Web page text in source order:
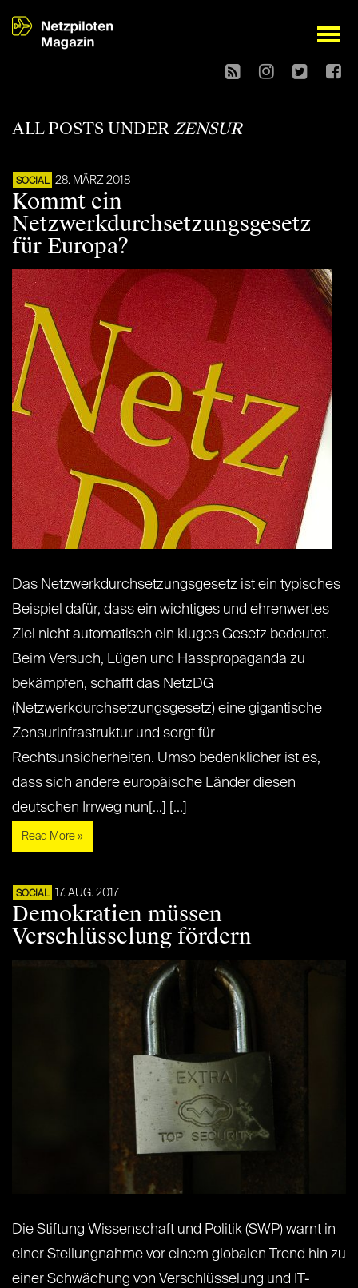
open
ALL POSTS UNDER ZENSUR
SOCIAL 28. MÄRZ 2018
Kommt ein
Netzwerkdurchsetzungsgesetz
für Europa?
Das Netzwerkdurchsetzungsgesetz ist ein typisches
Beispiel dafür, dass ein wichtiges und ehrenwertes
Ziel nicht automatisch ein kluges Gesetz bedeutet.
Beim Versuch, Lügen und Hasspropaganda zu
bekämpfen, schafft das NetzDG
(Netzwerkdurchsetzungsgesetz) eine gigantische
Zensurinfrastruktur und sorgt für
Rechtsunsicherheiten. Umso bedenklicher ist es,
dass sich andere europäische Länder diesen
deutschen Irrweg nun[...] [...]
Read More »
SOCIAL 17. AUG. 2017
Demokratien müssen
Verschlüsselung fördern
Die Stiftung Wissenschaft und Politik (SWP) warnt in
einer Stellungnahme vor einem globalen Trend hin zu
einer Schwächung von Verschlüsselung und IT-